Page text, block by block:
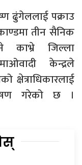
ढुंगेललाई पक्राउ
तीन सैनिक
काभ्रे जिल्ला
केन्द्रले
गरेको छ ।